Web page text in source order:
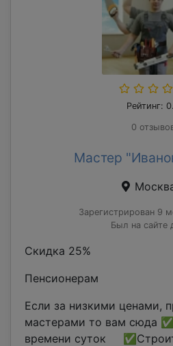
Рейтинг:
0
Мастер
Зарегистрирован 9
Был на сайте
Скидка 25%
Пенсионерам
Если за низкими ценами,
мастерами то вам сюда
времени суток